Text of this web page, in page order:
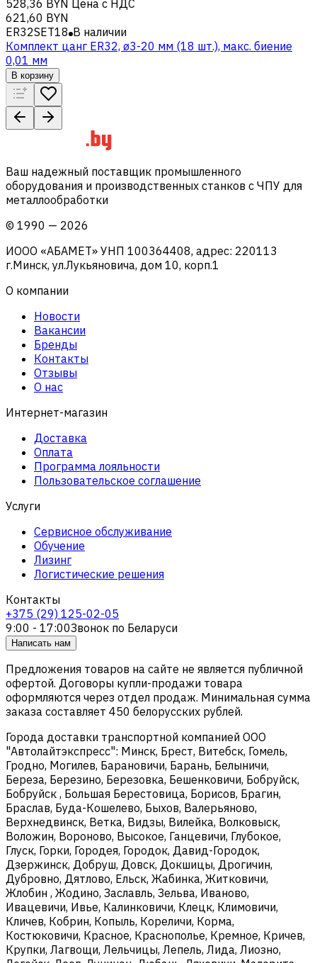
528,36 BYN Цена с НДС
621,60 BYN
ER32SET18 В наличии
Комплект цанг ER32, ø3-20 мм (18 шт.), макс. биение
0,01 мм
В корзину
Ваш надежный поставщик промышленного
оборудования и производственных станков с ЧПУ для
металлообработки
© 1990 — 2026
ИООО «АБАМЕТ» УНП 100364408, адрес: 220113
г.Минск, ул.Лукьяновича, дом 10, корп.1
О компании
Новости
Вакансии
Бренды
Контакты
Отзывы
О нас
Интернет-магазин
Доставка
Оплата
Программа лояльности
Пользовательское соглашение
Услуги
Сервисное обслуживание
Обучение
Лизинг
Логистические решения
Контакты
+375 (29) 125-02-05
9:00 - 17:00Звонок по Беларуси
Написать нам
Предложения товаров на сайте не является публичной
офертой. Договоры купли-продажи товара
оформляются через отдел продаж. Минимальная сумма
заказа составляет 450 белорусских рублей.
Города доставки транспортной компанией ООО
"Автолайтэкспресс": Минск, Брест, Витебск, Гомель,
Гродно, Могилев, Барановичи, Барань, Белыничи,
Береза, Березино, Березовка, Бешенковичи, Бобруйск,
Бобруйск , Большая Берестовица, Борисов, Брагин,
Браслав, Буда-Кошелево, Быхов, Валерьяново,
Верхнедвинск, Ветка, Видзы, Вилейка, Волковыск,
Воложин, Вороново, Высокое, Ганцевичи, Глубокое,
Глуск, Горки, Городея, Городок, Давид-Городок,
Дзержинск, Добруш, Довск, Докшицы, Дрогичин,
Дубровно, Дятлово, Ельск, Жабинка, Житковичи,
Жлобин , Жодино, Заславль, Зельва, Иваново,
Ивацевичи, Ивье, Калинковичи, Клецк, Климовичи,
Кличев, Кобрин, Копыль, Кореличи, Корма,
Костюковичи, Красное, Краснополье, Кремное, Кричев,
Крупки, Лагвощи, Лельчицы, Лепель, Лида, Лиозно,